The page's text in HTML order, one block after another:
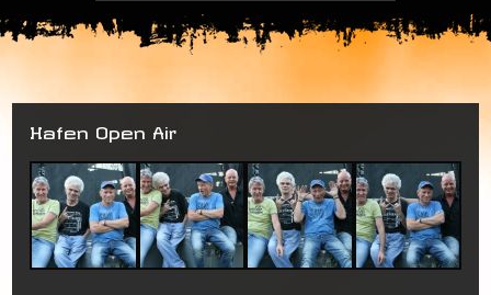
Hafen Open Air